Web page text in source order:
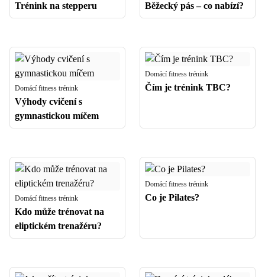
Trénink na stepperu Běžecký pás – co nabízí?
Domácí fitness trénink
Výhody cvičení s
gymnastickou míčem
Domácí fitness trénink
Čím je trénink TBC?
Domácí fitness trénink
Kdo může trénovat na
eliptickém trenažéru?
Domácí fitness trénink
Co je Pilates?